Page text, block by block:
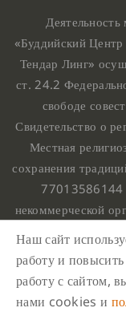
«Буддийский
Тендар Линг»
ст. 24.2
свободе
Свидетельство о
Местная
сохранения
77013586144
некоммерческой
Ганден
Наш адрес : г.
Наш сайт
работу и
работу с сайтом,
нами cookies и